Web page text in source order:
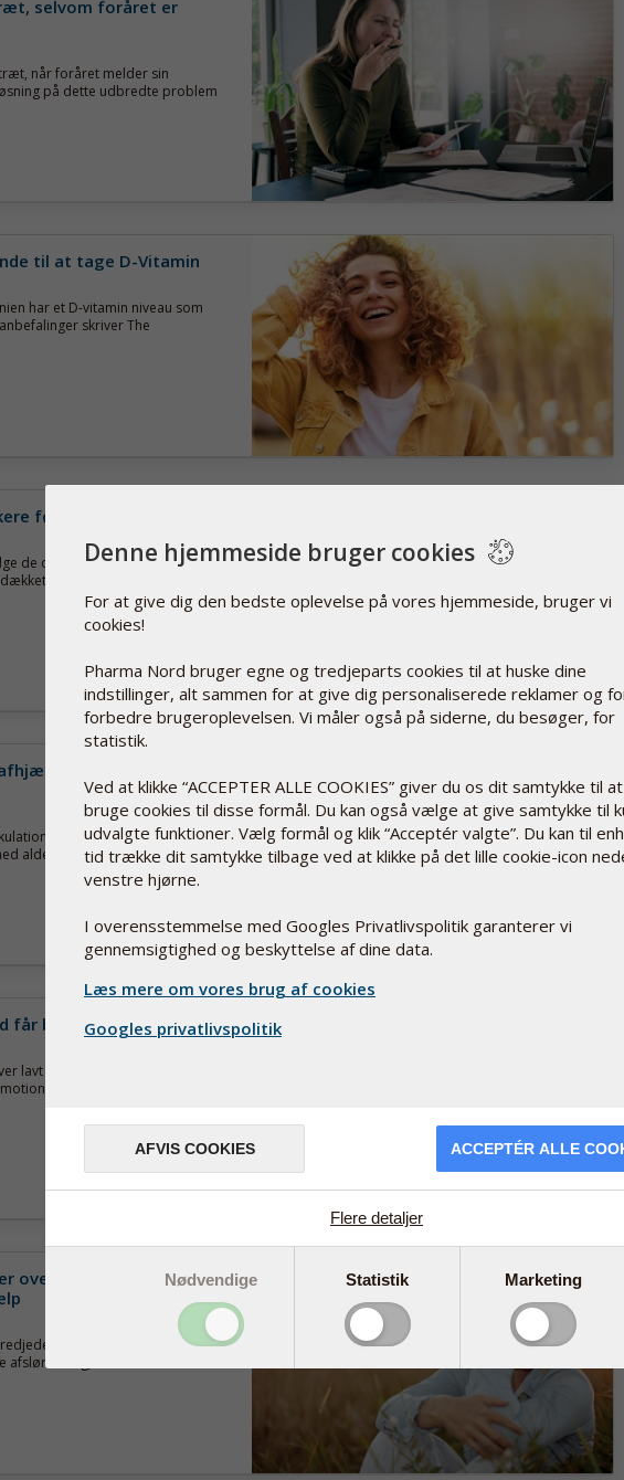
selvom foråret er
når foråret melder sin
på dette udbredte problem
til at tage D-Vitamin
har et D-vitamin niveau som
skriver The
følger kostrådene
de officielle kostråd. Det
behovet for de forskellige
kolde hænder og
er langt fra sjældne. De
alderen og ses hyppigere hos
får bundkarakter
lavt energiniveau. Det kan gøre
eller daglige aktiviteter.
overgangsalderen - men
af kvinder er generet af
afslører dog, at der er tale om
Denne hjemmeside bruger cookies
For at give dig den bedste oplevelse på vores hjemmeside, bruger vi
cookies!
Pharma Nord bruger egne og tredjeparts cookies til at huske dine
indstillinger, alt sammen for at give dig personaliserede reklamer og
forbedre brugeroplevelsen. Vi måler også på siderne, du besøger, for
statistik.
Ved at klikke “ACCEPTER ALLE COOKIES” giver du os dit samtykke til at
bruge cookies til disse formål. Du kan også vælge at give samtykke til
udvalgte funktioner. Vælg formål og klik “Acceptér valgte”. Du kan til
tid trække dit samtykke tilbage ved at klikke på det lille cookie-icon
venstre hjørne.
I overensstemmelse med Googles Privatlivspolitik garanterer vi
gennemsigtighed og beskyttelse af dine data.
Læs mere om vores brug af cookies
Googles privatlivspolitik
AFVIS COOKIES ACCEPTÉR ALLE
Flere detaljer
Nødvendige Statistik Marketing